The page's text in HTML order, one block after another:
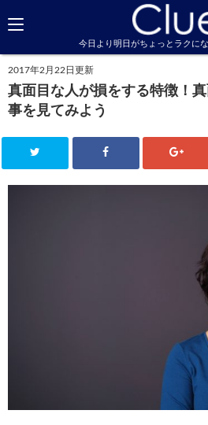
今日より明日がちょっとラクに
2017年2月22日更新
真面目な人が損をする特徴！
事を見てみよう